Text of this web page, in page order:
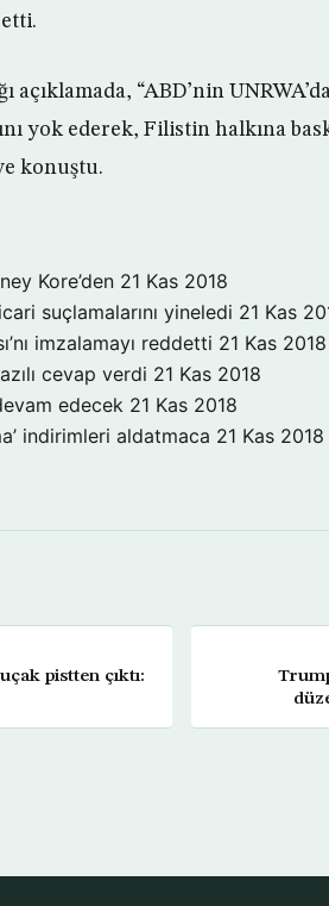
açıklamada, “ABD’nin
yok ederek, Filistin halkına
konuştu.
Kore’den 21 Kas 2018
suçlamalarını yineledi 21 Kas
imzalamayı reddetti 21 Kas 2018
cevap verdi 21 Kas 2018
edecek 21 Kas 2018
indirimleri aldatmaca 21 Kas 2018
pistten çıktı: